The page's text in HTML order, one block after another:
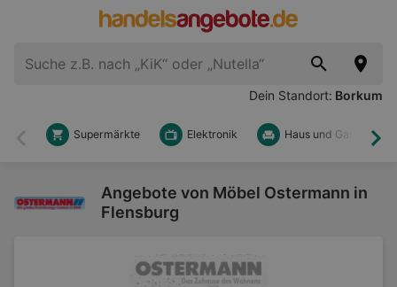
Dein Standort: Borkum
Zurück
Supermärkte Elektronik Haus und Garten
Angebote von Möbel Ostermann in
Flensburg